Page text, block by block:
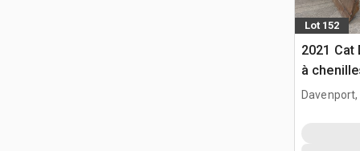
Lot 152
2021 Cat
à
Davenport,